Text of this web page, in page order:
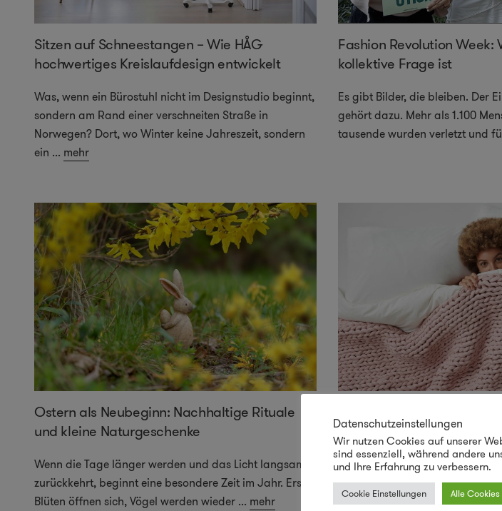
Sitzen auf Schneestangen – Wie HÅG
hochwertiges Kreislaufdesign entwickelt
Was, wenn ein Bürostuhl nicht im Designstudio beginnt,
sondern am Rand einer verschneiten Straße in
Norwegen? Dort, wo Winter keine Jahreszeit, sondern
ein ... mehr
Fashion Revolution Week:
kollektive Frage ist
Es gibt Bilder, die bleiben. Der
gehört dazu. Mehr als 1.100
tausende wurden verletzt und
Ostern als Neubeginn: Nachhaltige Rituale
und kleine Naturgeschenke
Wenn die Tage länger werden und das Licht langsam
zurückkehrt, beginnt eine besondere Zeit im Jahr. Erste
Blüten öffnen sich, Vögel werden wieder ... mehr
Schlafdesign für
Schlaf ist längst kein
regenerativer Zustand mehr,
existenziellen Lebensfrage
Datenschutzeinstellungen
Wir nutzen Cookies auf unserer
sind essenziell, während andere
und Ihre Erfahrung zu verbessern.
Cookie Einstellungen Alle